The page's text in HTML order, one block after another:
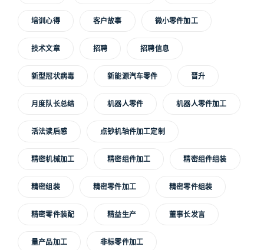
培训心得 客户故事 微小零件加工
技术文章 招聘 招聘信息
新型冠状病毒 新能源汽车零件 晋升
月度队长总结 机器人零件 机器人零件加工
活法读后感 点钞机轴件加工定制
精密机械加工 精密组件加工 精密组件组装
精密组装 精密零件加工 精密零件组装
精密零件装配 精益生产 董事长发言
量产品加工 非标零件加工